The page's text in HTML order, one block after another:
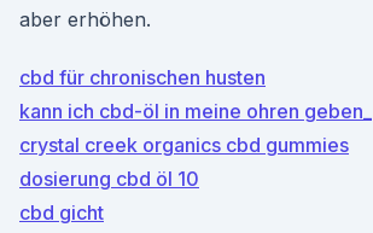
aber erhöhen.
cbd für chronischen husten
kann ich cbd-öl in meine ohren geben_
crystal creek organics cbd gummies
dosierung cbd öl 10
cbd gicht